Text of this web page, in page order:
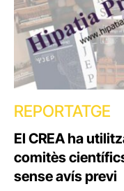
REPORTATGE
El CREA ha
comitès
sense avís previ